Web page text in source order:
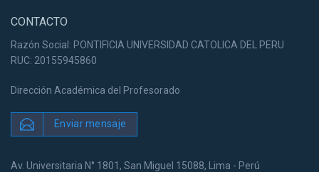
CONTACTO
Razón Social: PONTIFICIA UNIVERSIDAD CATOLICA DEL PERU
RUC: 20155945860
Dirección Académica del Profesorado
Enviar mensaje
Av. Universitaria N° 1801, San Miguel 15088, Lima - Perú